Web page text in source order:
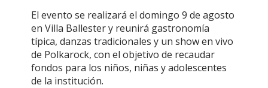
El evento se realizará el domingo 9 de agosto
en Villa Ballester y reunirá gastronomía
típica, danzas tradicionales y un show en vivo
de Polkarock, con el objetivo de recaudar
fondos para los niños, niñas y adolescentes
de la institución.